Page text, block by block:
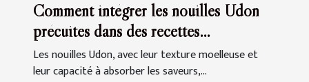
Comment intégrer les nouilles Udon
précuites dans des recettes
quotidiennes
Les nouilles Udon, avec leur texture moelleuse et
leur capacité à absorber les saveurs,...